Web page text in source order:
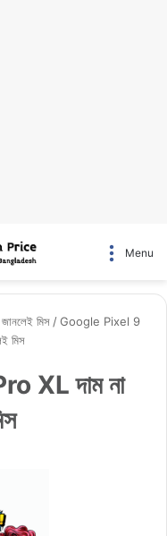
Menu
মিস /Google Pixel 9
মিস
XL দাম না